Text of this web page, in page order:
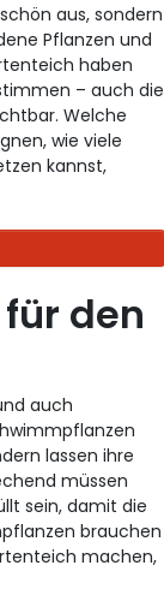
aus, sondern
Pflanzen und
haben
– auch die
Welche
wie viele
kannst,
den
auch
lassen ihre
müssen
sein, damit die
brauchen
machen,